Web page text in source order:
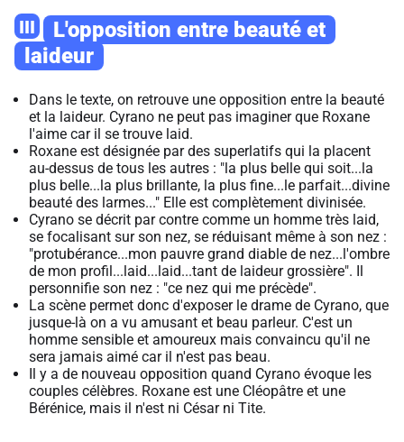
III
L'opposition entre beauté et
laideur
Dans le texte, on retrouve une opposition entre la beauté
et la laideur. Cyrano ne peut pas imaginer que Roxane
l'aime car il se trouve laid.
Roxane est désignée par des superlatifs qui la placent
au-dessus de tous les autres : "la plus belle qui soit...la
plus belle...la plus brillante, la plus fine...le parfait...divine
beauté des larmes..." Elle est complètement divinisée.
Cyrano se décrit par contre comme un homme très laid,
se focalisant sur son nez, se réduisant même à son nez :
"protubérance...mon pauvre grand diable de nez...l'ombre
de mon profil...laid...laid...tant de laideur grossière". Il
personnifie son nez : "ce nez qui me précède".
La scène permet donc d'exposer le drame de Cyrano, que
jusque-là on a vu amusant et beau parleur. C'est un
homme sensible et amoureux mais convaincu qu'il ne
sera jamais aimé car il n'est pas beau.
Il y a de nouveau opposition quand Cyrano évoque les
couples célèbres. Roxane est une Cléopâtre et une
Bérénice, mais il n'est ni César ni Tite.